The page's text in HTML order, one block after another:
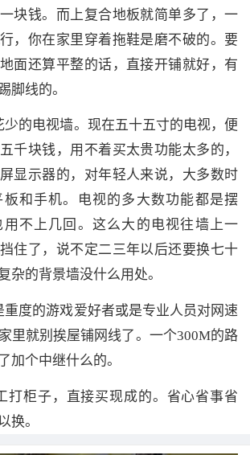
块钱。而上复合地板就简单多了，一
，你在家里穿着拖鞋是磨不破的。要
面还算平整的话，直接开铺就好，有
脚线的。
少的电视墙。现在五十五寸的电视，便
千块钱，用不着买太贵功能太多的，
显示器的，对年轻人来说，大多数时
和手机。电视的多大数功能都是摆
不上几回。这么大的电视往墙上一
住了，说不定二三年以后还要换七十
杂的背景墙没什么用处。
重度的游戏爱好者或是专业人员对网速
里就别挨屋铺网线了。一个300M的路
加个中继什么的。
打柜子，直接买现成的。省心省事省
换。